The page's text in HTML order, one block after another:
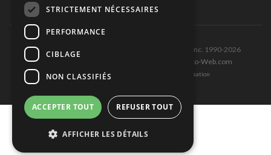
Tous droits réservés © Les Éditions Pole-Position inc. 1990-2026
Ce site est produit et hébergé par Montréal-Photo-Web.com
Politique de confidentialité et Conditions d’utilisation
STRICTEMENT NÉCESSAIRES
PERFORMANCE
CIBLAGE
NON CLASSIFIÉS
ACCEPTER TOUT REFUSER TOUT
AFFICHER LES DÉTAILS